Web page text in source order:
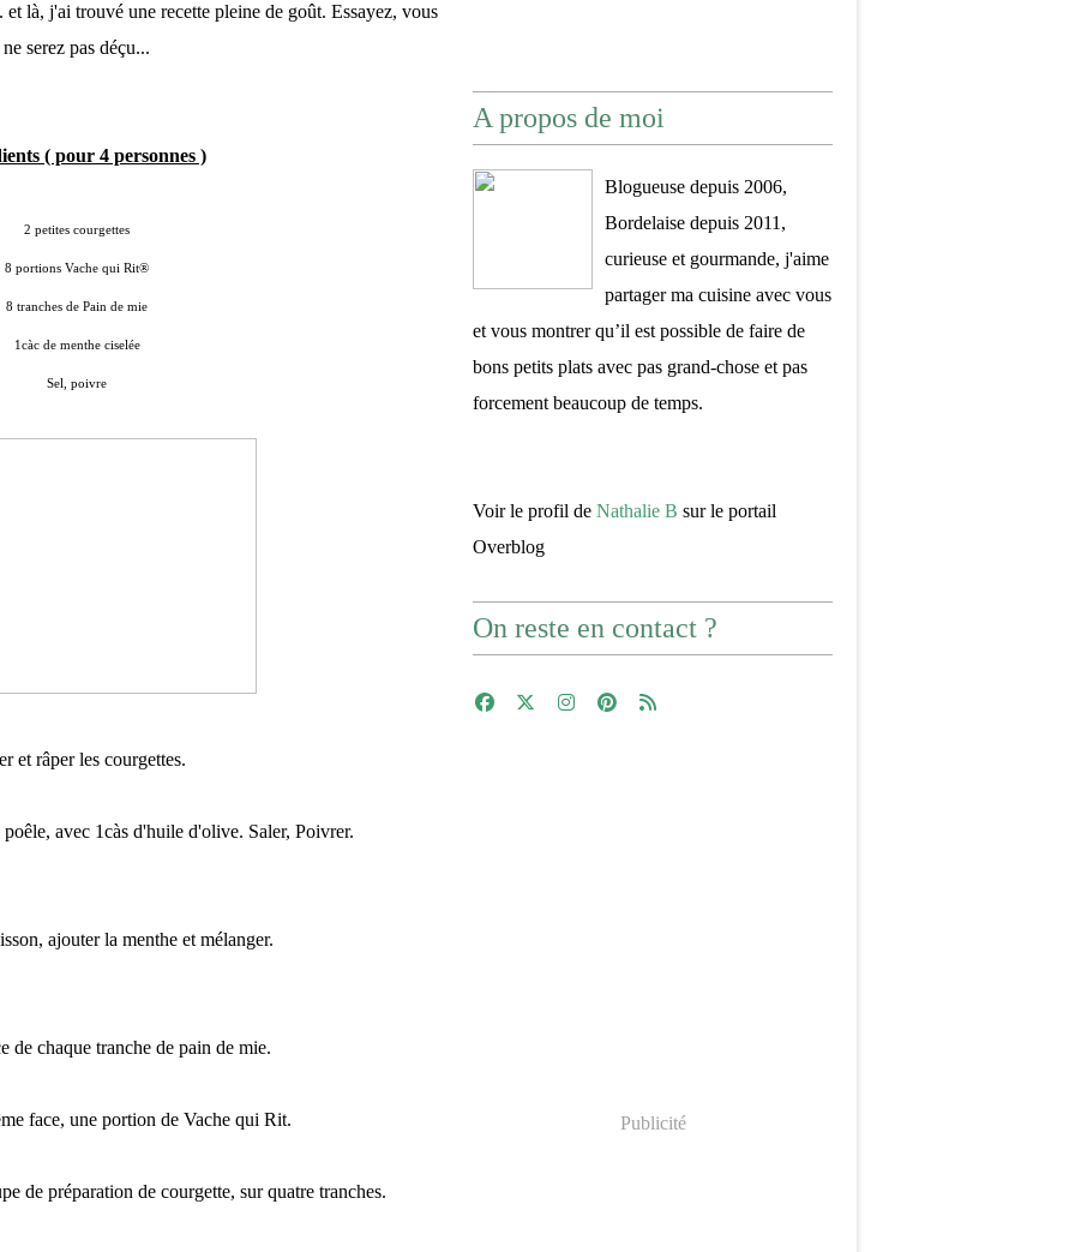
là, j'ai trouvé une recette pleine de goût. Essayez, vous
ne serez pas déçu...
( pour 4 personnes )
2 petites courgettes
8 portions Vache qui Rit®
8 tranches de Pain de mie
1càc de menthe ciselée
Sel, poivre
et râper les courgettes.
avec 1càs d'huile d'olive. Saler, Poivrer.
ajouter la menthe et mélanger.
de chaque tranche de pain de mie.
face, une portion de Vache qui Rit.
de préparation de courgette, sur quatre tranches.
A propos de moi
Blogueuse depuis 2006,
Bordelaise depuis 2011,
curieuse et gourmande, j'aime
partager ma cuisine avec vous
et vous montrer qu’il est possible de faire de
bons petits plats avec pas grand-chose et pas
forcement beaucoup de temps.
Voir le profil de Nathalie B sur le portail
Overblog
On reste en contact ?
Publicité